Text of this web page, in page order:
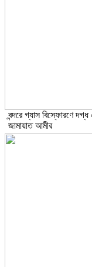
বন্দরে গ্যাস বিস্ফোরণে দগ্ধ
জামায়াত আমীর